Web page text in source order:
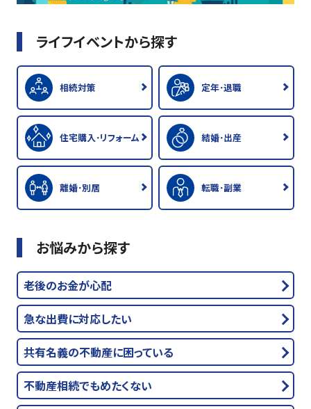
ライフイベントから探す
相続対策 定年･退職
住宅購入･リフォーム 結婚･出産
離婚･別居 転職･副業
お悩みから探す
老後のお金が心配
急な出費に対応したい
共有名義の不動産に困っている
不動産相続でもめたくない